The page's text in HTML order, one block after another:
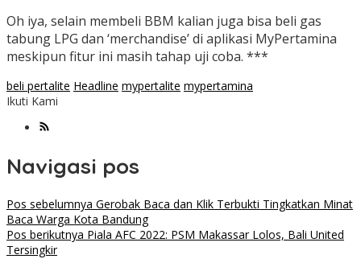
Oh iya, selain membeli BBM kalian juga bisa beli gas
tabung LPG dan ‘merchandise’ di aplikasi MyPertamina
meskipun fitur ini masih tahap uji coba. ***
beli pertalite Headline mypertalite mypertamina
Ikuti Kami
Navigasi pos
Pos sebelumnya Gerobak Baca dan Klik Terbukti Tingkatkan Minat
Baca Warga Kota Bandung
Pos berikutnya Piala AFC 2022: PSM Makassar Lolos, Bali United
Tersingkir